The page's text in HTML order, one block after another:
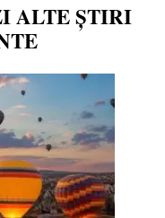
ALTE ȘTIRI